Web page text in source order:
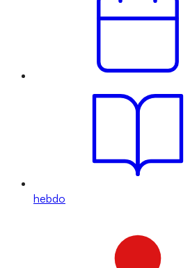
hebdo